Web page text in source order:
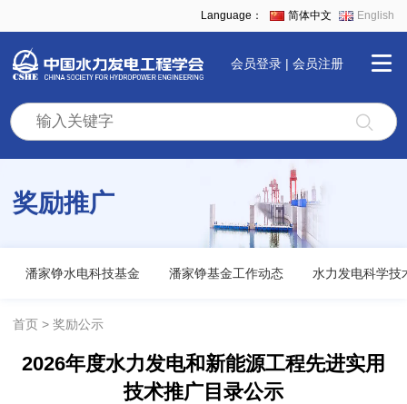
Language： 简体中文 English
会员登录 | 会员注册
页
学
景
奖励推广
潘家铮水电科技基金 潘家铮基金工作动态 水力发电科学
首页 奖励公示
2026年度水力发电和新能源工程先进实用
技术推广目录公示